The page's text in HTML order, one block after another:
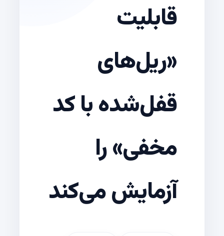
قابلیت
«ریل‌های
قفل‌شده با کد
مخفی» را
آزمایش می‌کند